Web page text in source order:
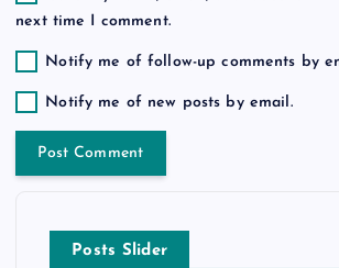
next time I comment.
Notify me of follow-up comments by
Notify me of new posts by email.
Posts Slider